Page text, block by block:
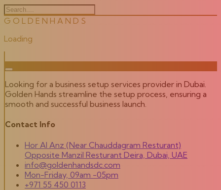
G O L D E N H A N D S
Loading
Looking for a business setup services provider in Dubai.
Golden Hands streamline the setup process, ensuring a
smooth and successful business launch.
Contact Info
Hor Al Anz (Near Chauddagram Resturant)
Opposite Manzil Resturant Deira, Dubai, UAE
info@goldenhandsdc.com
Mon-Friday, 09am -05pm
+971 55 450 0113